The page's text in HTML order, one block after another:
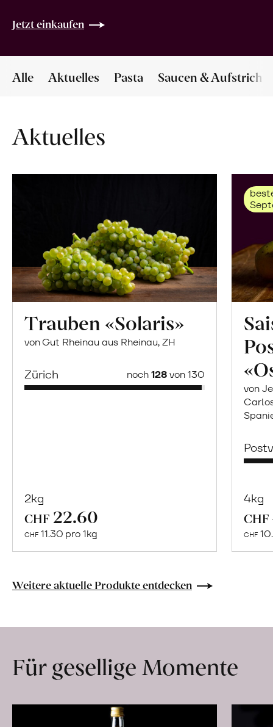
Jetzt einkaufen
Alle Aktuelles Pasta Saucen & Aufstriche
Aktuelles
Trauben «Solaris»
von Gut Rheinau aus Rheinau, ZH
Zürich noch128von 130
2kg
CHF 22.60
CHF 11.30 pro 1kg
Naturbelassene
Lebensmittel
Hof
erfahren
von
4kg
CHF
CHF
Weitere aktuelle Produkte entdecken
Für gesellige Momente